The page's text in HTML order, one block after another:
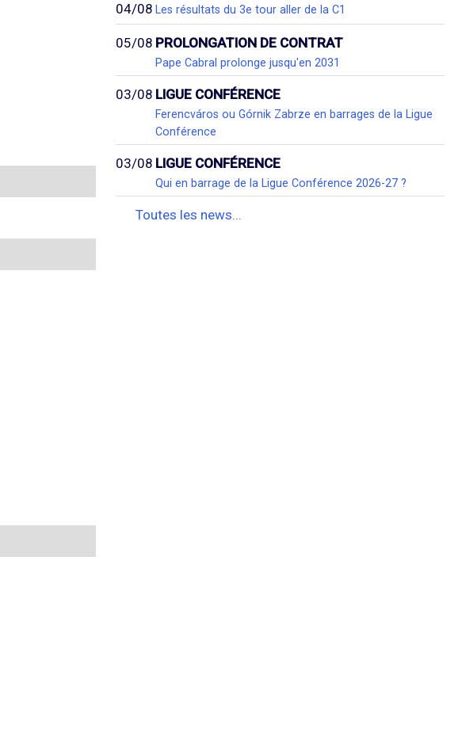
04/08 Les résultats du 3e tour aller de la C1
05/08 PROLONGATION DE CONTRAT
Pape Cabral prolonge jusqu'en 2031
03/08 LIGUE CONFÉRENCE
Ferencváros ou Górnik Zabrze en barrages de la Ligue
Conférence
03/08 LIGUE CONFÉRENCE
Qui en barrage de la Ligue Conférence 2026-27 ?
Toutes les news...